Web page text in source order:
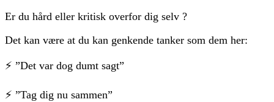
Er du hård eller kritisk overfor dig selv ?
Det kan være at du kan genkende tanker som dem her:
⚡ ”Det var dog dumt sagt”
⚡ ”Tag dig nu sammen”